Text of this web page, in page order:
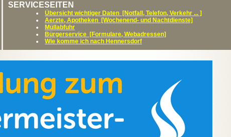
SERVICESEITEN
Übersicht wichtiger Daten [Notfall, Telefon, Verkehr ... ]
Aerzte, Apotheken [Wochenend- und Nachtdienste]
Müllabfuhr
Bürgerservice [Formulare, Webadressen]
Wie komme ich nach Hennersdorf